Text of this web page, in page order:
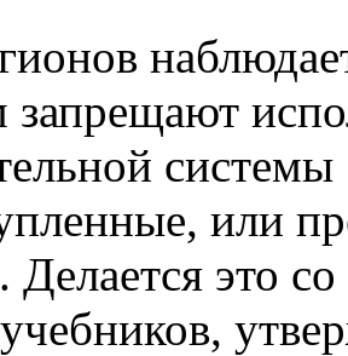
запрещают
или
Делается это